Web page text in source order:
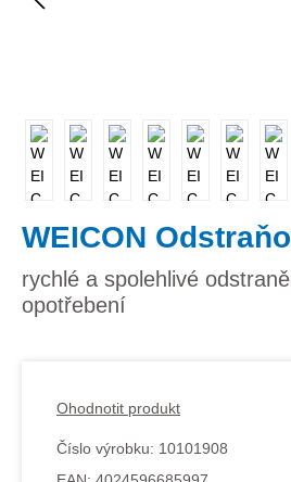
WEICON
rychlé a spolehlivé
opotřebení
Ohodnotit produkt
Číslo výrobku: 10101908